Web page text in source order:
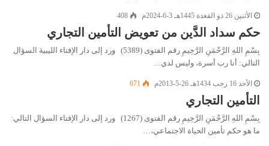
الأثنين 26 ذو القعدة 1445هـ 3-6-2024م 408
حكم سداد الدَّين من تعويض التأمين التجاري
بِسْمِ اللهِ الرَّحْمَنِ الرَّحِيمِ رقم الفتوى (5389) ورد إلى دار الإفتاء الليبية السؤال
التالي: أنا رب أسرة، وليس لدي…
الأحد 16 رجب 1434هـ 26-5-2013م 671
التأمين التجاري
بِسْمِ اللهِ الرَّحْمَنِ الرَّحِيمِ رقم الفتوى (1267) ورد إلى دار الإفتاء السؤال التالي:
ما هو حكم تأمين الحياة الاجتماعي،…